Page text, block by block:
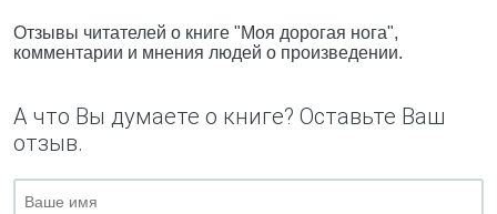
Отзывы читателей о книге "Моя дорогая нога",
комментарии и мнения людей о произведении.
А что Вы думаете о книге? Оставьте Ваш
отзыв.